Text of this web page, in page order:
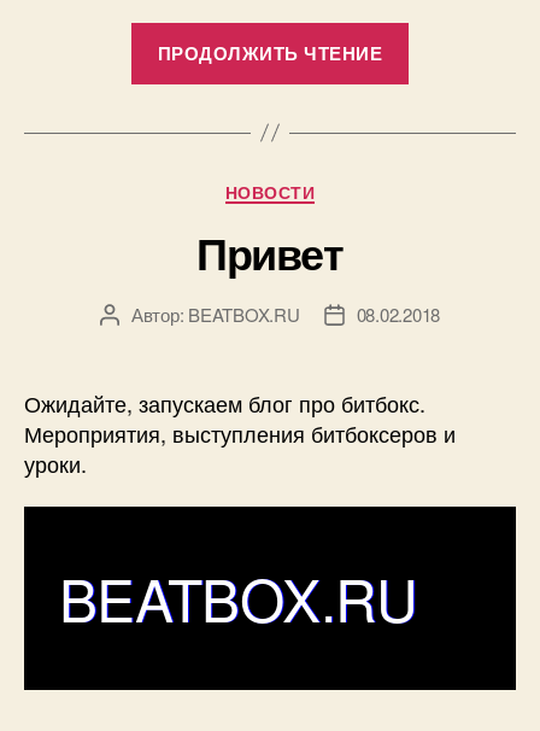
ПРОДОЛЖИТЬ ЧТЕНИЕ
битбоксу
Рубрики
НОВОСТИ
Привет
АвторАвтор: BEATBOX.RU
Дата08.02.2018
Ожидайте, запускаем блог про битбокс.
Мероприятия, выступления битбоксеров и
уроки.
BEATBOX.RU